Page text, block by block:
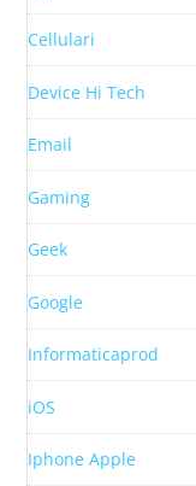
Cellulari
Device Hi Tech
Email
Gaming
Geek
Google
Informaticaprod
iOS
Iphone Apple